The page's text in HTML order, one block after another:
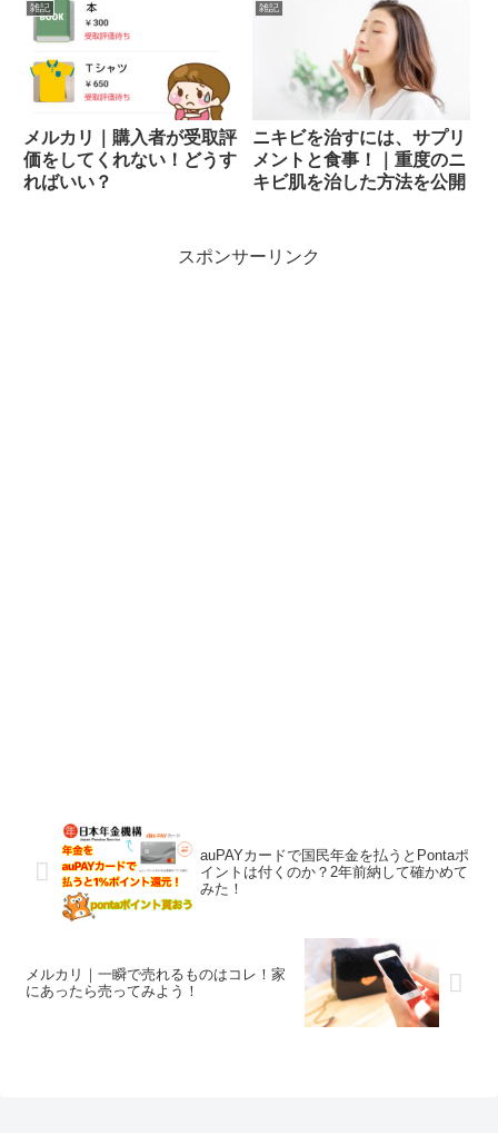
雑記
メルカリ｜購入者が受取評
価をしてくれない！どうす
ればいい？
雑記
ニキビを治すには、サプリ
メントと食事！｜重度のニ
キビ肌を治した方法を公開
スポンサーリンク
auPAYカードで国民年金を払うとPontaポ
イントは付くのか？2年前納して確かめて
みた！
メルカリ｜一瞬で売れるものはコレ！家
にあったら売ってみよう！